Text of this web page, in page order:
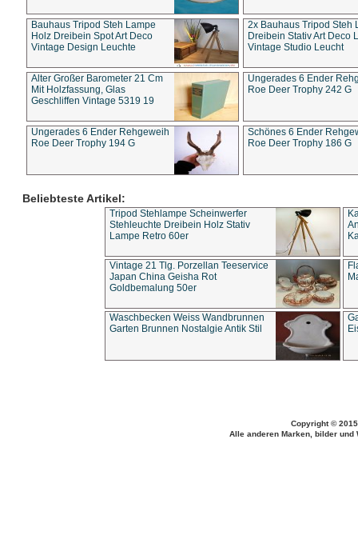
Bauhaus Tripod Steh Lampe
Holz Dreibein Spot Art Deco
Vintage Design Leuchte
2x Bauhaus Tripod Steh
Dreibein Stativ Art Deco
Vintage Studio Leucht
Alter Großer Barometer 21 Cm
Mit Holzfassung, Glas
Geschliffen Vintage 5319 19
Ungerades 6 Ender
Roe Deer Trophy 242 G
Ungerades 6 Ender Rehgeweih
Roe Deer Trophy 194 G
Schönes 6 Ender
Roe Deer Trophy 186 G
Beliebteste Artikel:
Tripod Stehlampe Scheinwerfer
Stehleuchte Dreibein Holz Stativ
Lampe Retro 60er
Vintage 21 Tlg. Porzellan Teeservice
Japan China Geisha Rot
Goldbemalung 50er
Waschbecken Weiss Wandbrunnen
Garten Brunnen Nostalgie Antik Stil
Copyright ©
Alle anderen Marken, bilder und